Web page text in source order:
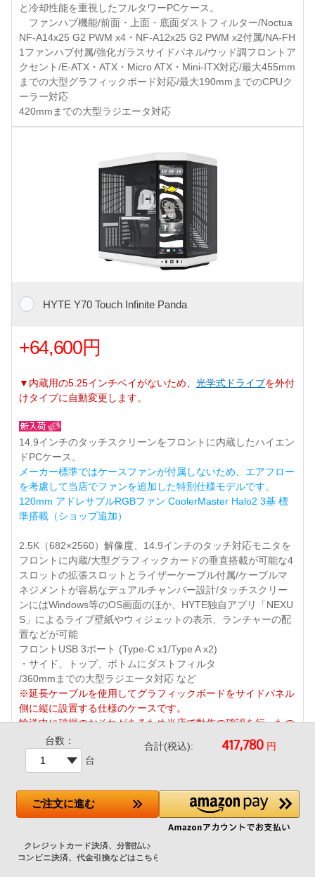
と冷却性能を重視したフルタワーPCケース。
ファンハブ機能/前面・上面・底面ダストフィルター/Noctua
NF-A14x25 G2 PWM x4・NF-A12x25 G2 PWM x2付属/NA-FH
1ファンハブ付属/強化ガラスサイドパネル/ウッド調フロントア
クセント/E-ATX・ATX・Micro ATX・Mini-ITX対応/最大455mm
までの大型グラフィックボード対応/最大190mmまでのCPUク
ーラー対応
420mmまでの大型ラジエータ対応
HYTE Y70 Touch Infinite Panda
+64,600円
▼内蔵用の5.25インチベイがないため、 光学式ドライブを外付
けタイプに自動変更します。
14.9インチのタッチスクリーンをフロントに内蔵したハイエン
ドPCケース。
メーカー標準ではケースファンが付属しないため、エアフロー
を考慮して当店でファンを追加した特別仕様モデルです。
120mm アドレサブルRGBファン CoolerMaster Halo2 3基 標
準搭載（ショップ追加）
2.5K（682×2560）解像度、14.9インチのタッチ対応モニタを
フロントに内蔵/大型グラフィックカードの垂直搭載が可能な4
スロットの拡張スロットとライザーケーブル付属/ケーブルマ
ネジメントが容易なデュアルチャンバー設計/タッチスクリー
ンにはWindows等のOS画面のほか、HYTE独自アプリ「NEXU
S」によるライブ壁紙やウィジェットの表示、ランチャーの配
置などが可能
フロントUSB 3ポート (Type-C x1/Type A x2)
・サイド、トップ、ボトムにダストフィルタ
/360mmまでの大型ラジエータ対応 など
※延長ケーブルを使用してグラフィックボードをサイドパネル
側に縦に設置する仕様のケースです。
輸送中に破損のおそれがあるため当店で動作の確認を行ったの
ちグラフィックボードを取り外して出荷いたします。
到着後お客様には取付マニュアルを見ながら取り付け作業をお
願いいたします。(5分ほどの作業です)
台数：
台
合計(税込): 円
ご注文に進む